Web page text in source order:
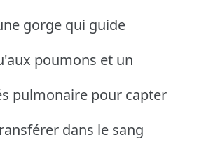
gorge qui guide
poumons et un
pulmonaire pour capter
dans le sang